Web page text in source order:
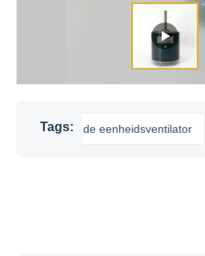
Tags:
van de eenheidsventilator